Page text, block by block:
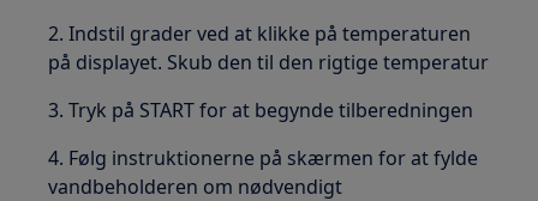
2. Indstil grader ved at klikke på temperaturen
på displayet. Skub den til den rigtige temperatur
3. Tryk på START for at begynde tilberedningen
4. Følg instruktionerne på skærmen for at fylde
vandbeholderen om nødvendigt